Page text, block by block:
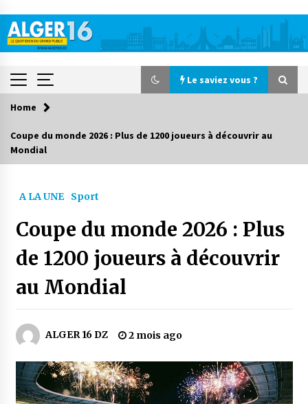
content
Le saviez vous ?
Le saviez vous ?
Début des camps d’été pour un deuxième
groupe d’enfants autistes
Parking de la Promenade des Sablettes : Mis en
service de bornes automatiques
ayants droit
5 jours ago
Home
Coupe du monde 2026 : Plus de 1200 joueurs à découvrir au
Mondial
A LA UNE Sport
Coupe du monde 2026 : Plus
de 1200 joueurs à découvrir
au Mondial
ALGER 16 DZ 2 mois ago